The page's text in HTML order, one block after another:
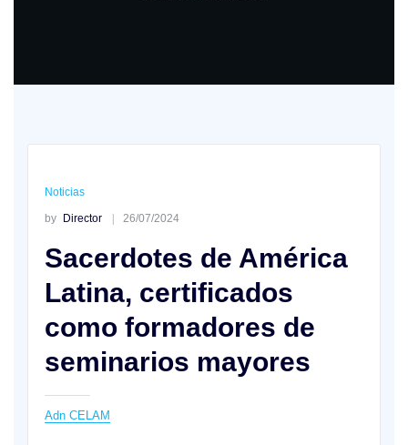
Noticias
by Director 26/07/2024
Sacerdotes de América
Latina, certificados
como formadores de
seminarios mayores
Adn CELAM